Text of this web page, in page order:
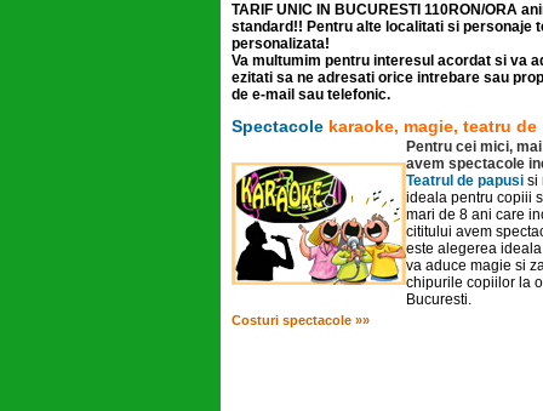
TARIF UNIC IN BUCURESTI 110RON/ORA
standard!! Pentru alte localitati si personaje
personalizata!
Va multumim pentru interesul acordat si va
ezitati sa ne adresati orice intrebare sau
de e-mail sau telefonic.
Spectacole karaoke, magie, teatru
Pentru cei mici,
avem spectacole
Teatrul de papusi si
ideala pentru copiii
mari de 8 ani care
cititului avem
este alegerea
va aduce magie si
chipurile copiilor la
Bucuresti.
Costuri spectacole »»